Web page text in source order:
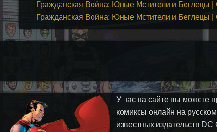
Гражданская Война: Юные Мстители и Беглецы |
Гражданская Война: Юные Мстители и Беглецы |
У нас на сайте вы можете
комиксы онлайн на
известных издательств DC